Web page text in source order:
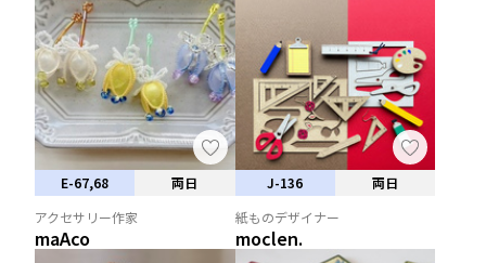
E-67,68
両日
アクセサリー作家
maAco
J-136
両日
紙ものデザイナー
moclen.